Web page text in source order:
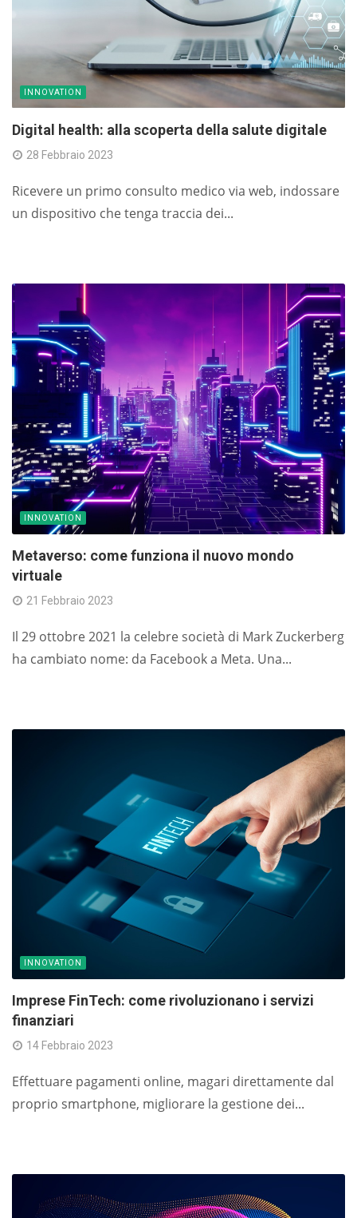
INNOVATION
Digital health: alla scoperta della salute digitale
28 Febbraio 2023
Ricevere un primo consulto medico via web, indossare
un dispositivo che tenga traccia dei...
INNOVATION
Metaverso: come funziona il nuovo mondo
virtuale
21 Febbraio 2023
Il 29 ottobre 2021 la celebre società di Mark Zuckerberg
ha cambiato nome: da Facebook a Meta. Una...
INNOVATION
Imprese FinTech: come rivoluzionano i servizi
finanziari
14 Febbraio 2023
Effettuare pagamenti online, magari direttamente dal
proprio smartphone, migliorare la gestione dei...